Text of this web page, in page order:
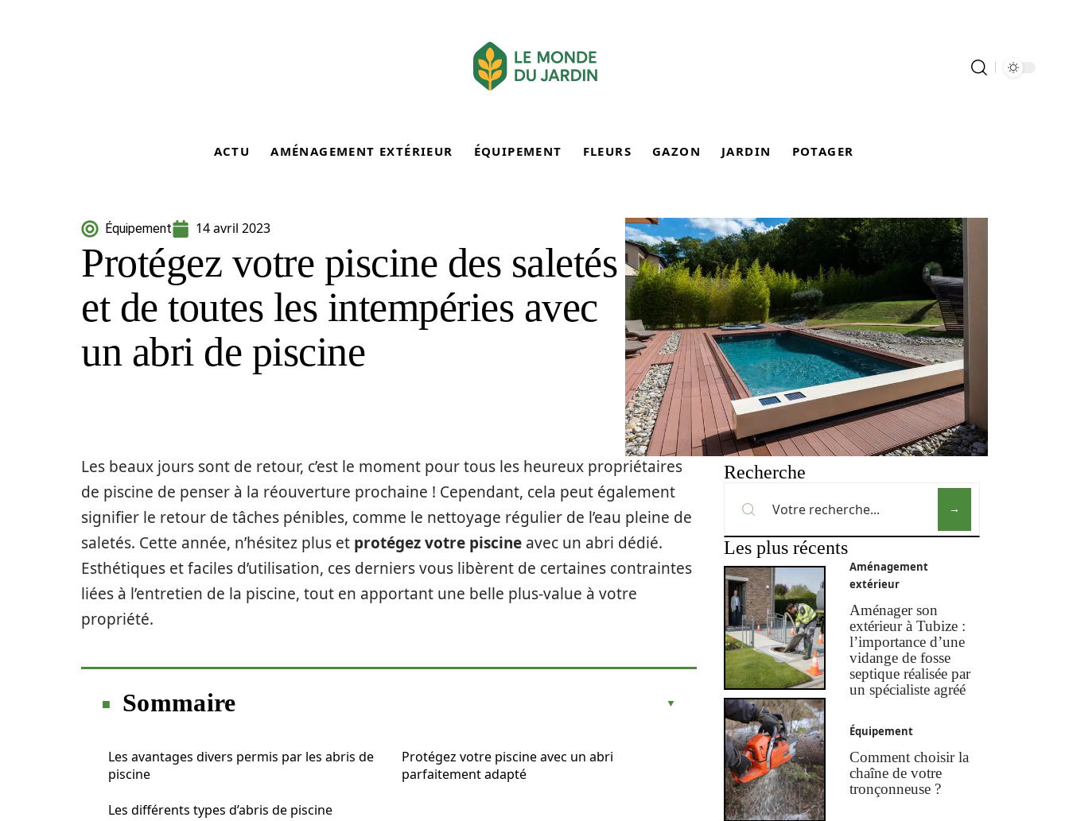
ACTU AMÉNAGEMENT EXTÉRIEUR ÉQUIPEMENT FLEURS GAZON JARDIN POTAGER
Équipement 14 avril 2023
Protégez votre piscine des saletés
et de toutes les intempéries avec
un abri de piscine
Les beaux jours sont de retour, c’est le moment pour tous les heureux propriétaires
de piscine de penser à la réouverture prochaine ! Cependant, cela peut également
signifier le retour de tâches pénibles, comme le nettoyage régulier de l’eau pleine de
saletés. Cette année, n’hésitez plus et protégez votre piscine avec un abri dédié.
Esthétiques et faciles d’utilisation, ces derniers vous libèrent de certaines contraintes
liées à l’entretien de la piscine, tout en apportant une belle plus-value à votre
propriété.
Sommaire
Les avantages divers permis par les abris de
piscine
Les différents types d’abris de piscine
Protégez votre piscine avec un abri
parfaitement adapté
Recherche
Les plus récents
Aménagement
extérieur
Aménager son
extérieur à Tubize :
l’importance d’une
vidange de fosse
septique réalisée par
un spécialiste agréé
Équipement
Comment choisir la
chaîne de votre
tronçonneuse ?